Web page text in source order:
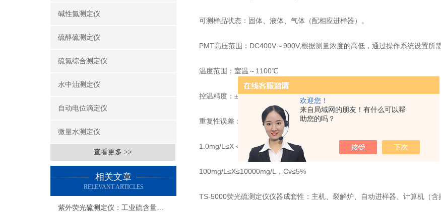
欢迎您！
来自局域网的朋友！有什么可以帮
助您的吗？
碱性氮测定仪
硫醇硫测定仪
硫氮综合测定仪
水中油测定仪
自动电位滴定仪
微量水测定仪
查看更多 >>
相关文章
RELEVANT ARTICLES
紫外荧光硫测定仪：工业硫含量检测的实用技术载体
可测样品状态：固体、液体、气体（配相应进样器）。
PMT高压范围：DC400V～900V,根据测量浓度的高低，通过操作系统设置所需
温度范围：室温～1100℃
控温精度：±3℃
重复性误差：0.2mg/L≤X＜1.0mg/L，≤±0.1mg/L
1.0mg/L≤X＜100mg/L，Cv≤10%
100mg/L≤X≤10000mg/L，Cv≤5%
TS-5000荧光硫测定仪仪器成套性：主机、裂解炉、自动进样器、计算机（含